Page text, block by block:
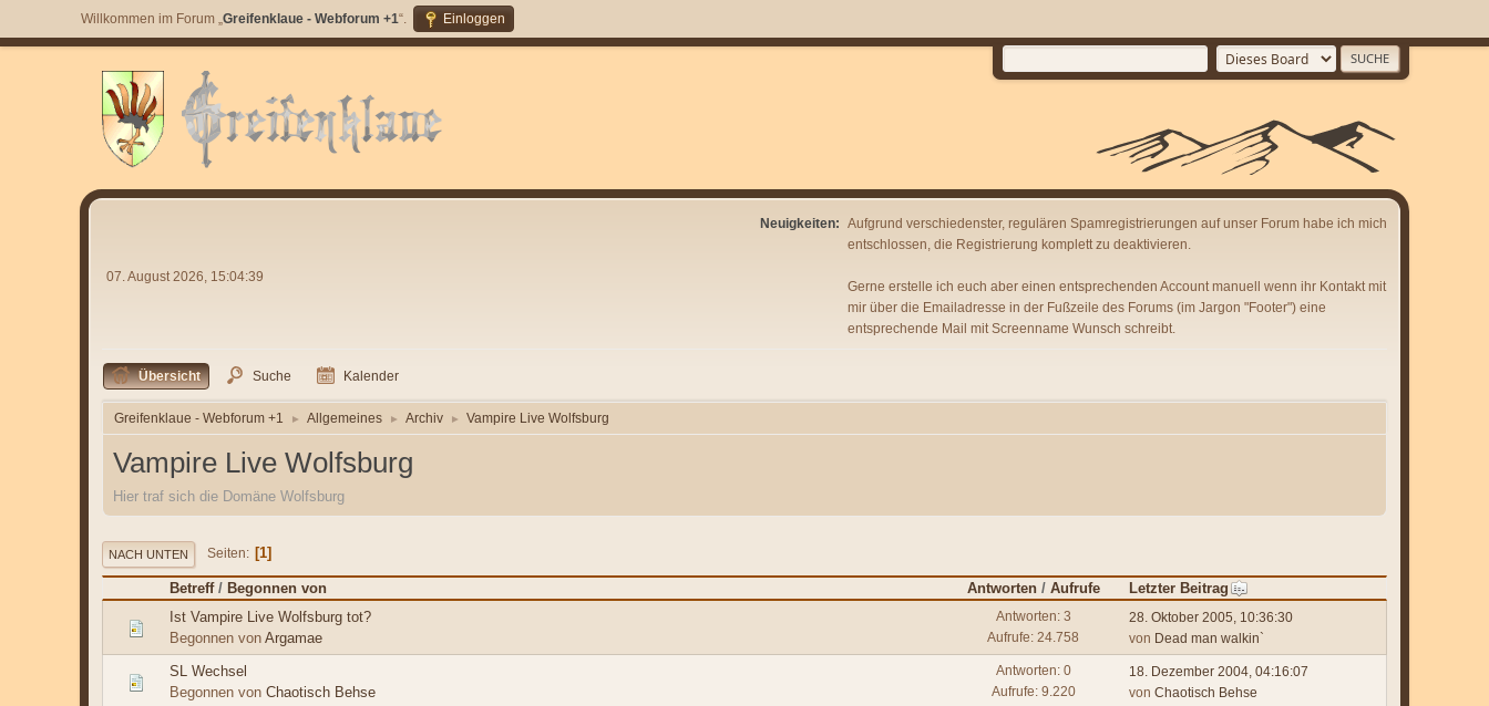
Willkommen im Forum „Greifenklaue - Webforum +1“. Einloggen
07. August 2026, 15:04:39
Neuigkeiten: Aufgrund verschiedenster, regulären Spamregistrierungen auf unser Forum habe ich mich
entschlossen, die Registrierung komplett zu deaktivieren.
Gerne erstelle ich euch aber einen entsprechenden Account manuell wenn ihr Kontakt mit
mir über die Emailadresse in der Fußzeile des Forums (im Jargon "Footer") eine
entsprechende Mail mit Screenname Wunsch schreibt.
Übersicht Suche Kalender
Greifenklaue - Webforum +1 ► Allgemeines ► Archiv ► Vampire Live Wolfsburg
Vampire Live Wolfsburg
Hier traf sich die Domäne Wolfsburg
NACH UNTEN Seiten 1
Betreff/ Begonnen von Antworten/ Aufrufe
Letzter Beitrag
Ist Vampire Live Wolfsburg tot?
Begonnen von Argamae
Antworten: 3
Aufrufe: 24.758
28. Oktober 2005, 10:36:30
von Dead man walkin`
SL Wechsel
Begonnen von Chaotisch Behse
Antworten: 0
Aufrufe: 9.220
18. Dezember 2004, 04:16:07
vonChaotisch Behse